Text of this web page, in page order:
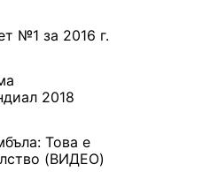
№1 за 2016 г.
2018
Това е
(ВИДЕО)